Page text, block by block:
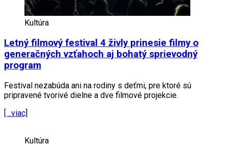
Kultúra
Letný filmový festival 4 živly prinesie filmy o
generačných vzťahoch aj bohatý sprievodný
program
Festival nezabúda ani na rodiny s deťmi, pre ktoré sú
pripravené tvorivé dielne a dve filmové projekcie.
[…viac]
Kultúra